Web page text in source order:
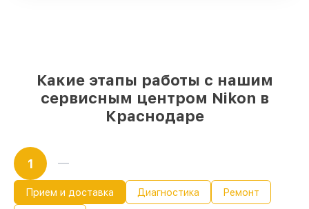
Какие этапы работы с нашим
сервисным центром Nikon в
Краснодаре
1
Прием и доставка Диагностика Ремонт